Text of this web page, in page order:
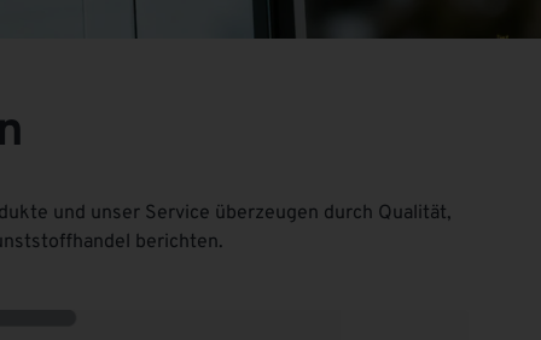
und unser Service überzeugen durch Qualität,
berichten.